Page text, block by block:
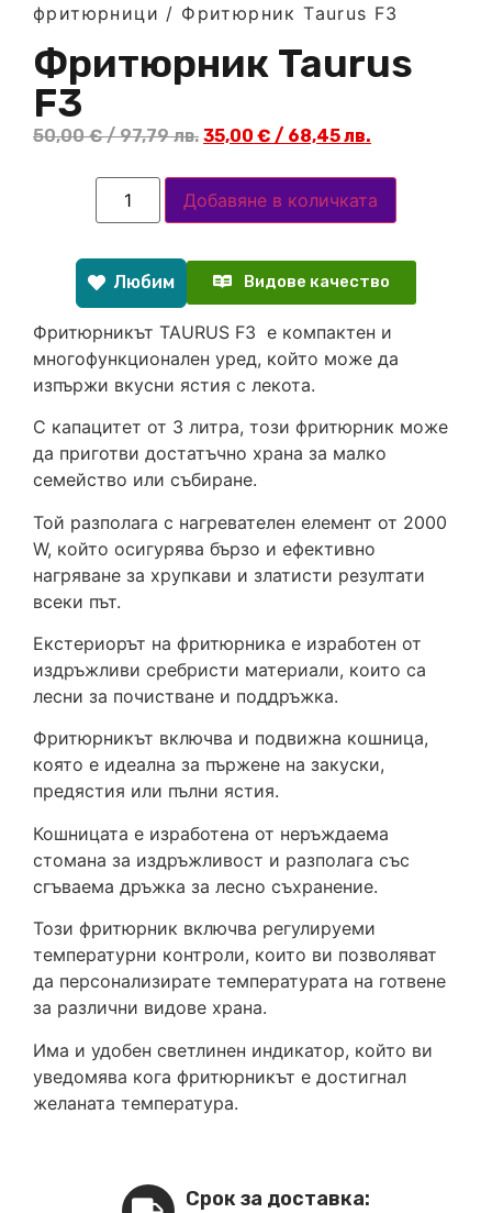
фритюрници / Фритюрник Taurus F3
Фритюрник Taurus
F3
50,00€/ 97,79 лв. 35,00 € / 68,45 лв.
Добавяне в количката
Любим Видове качество
Фритюрникът TAURUS F3 е компактен и
многофункционален уред, който може да
изпържи вкусни ястия с лекота.
С капацитет от 3 литра, този фритюрник може
да приготви достатъчно храна за малко
семейство или събиране.
Той разполага с нагревателен елемент от 2000
W, който осигурява бързо и ефективно
нагряване за хрупкави и златисти резултати
всеки път.
Екстериорът на фритюрника е изработен от
издръжливи сребристи материали, които са
лесни за почистване и поддръжка.
Фритюрникът включва и подвижна кошница,
която е идеална за пържене на закуски,
предястия или пълни ястия.
Кошницата е изработена от неръждаема
стомана за издръжливост и разполага със
сгъваема дръжка за лесно съхранение.
Този фритюрник включва регулируеми
температурни контроли, които ви позволяват
да персонализирате температурата на готвене
за различни видове храна.
Има и удобен светлинен индикатор, който ви
уведомява кога фритюрникът е достигнал
желаната температура.
Срок за доставка: